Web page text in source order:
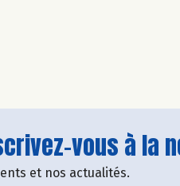
vous à la
et nos actualités.